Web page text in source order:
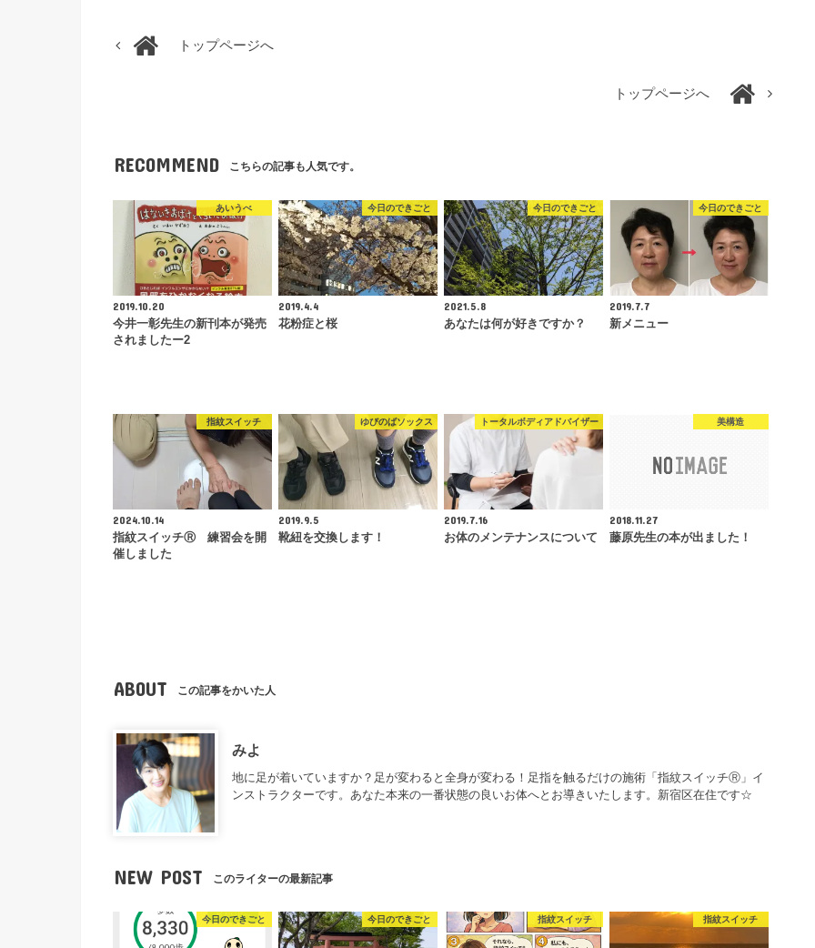
トップページへ
トップページへ
RECOMMEND こちらの記事も人気です。
あいうべ
2019.10.20
今井一彰先生の新刊本が発売
されましたー2
今日のできごと
2019.4.4
花粉症と桜
今日のできごと
2021.5.8
あなたは何が好きですか？
今日のできごと
2019.7.7
新メニュー
指紋スイッチ
2024.10.14
指紋スイッチⓇ 練習会を開
催しました
ゆびのばソックス
2019.9.5
靴紐を交換します！
トータルボディアドバイザー
2019.7.16
お体のメンテナンスについて
美構造
2018.11.27
藤原先生の本が出ました！
ABOUT この記事をかいた人
みよ
地に足が着いていますか？足が変わると全身が変わる！足指を触るだけの施術「指紋スイッチⓇ」イ
ンストラクターです。あなた本来の一番状態の良いお体へとお導きいたします。新宿区在住です☆
NEW POST このライターの最新記事
今日のできごと 今日のできごと 指紋スイッチ 指紋スイッチ